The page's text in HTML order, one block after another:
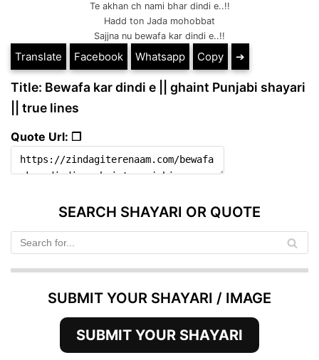
Te akhan ch nami bhar dindi e..!!
Hadd ton Jada mohobbat
Sajjna nu bewafa kar dindi e..!!
Translate Facebook Whatsapp Copy ➔
Title: Bewafa kar dindi e || ghaint Punjabi shayari
|| true lines
Quote Url: ❐
SEARCH SHAYARI OR QUOTE
SUBMIT YOUR SHAYARI / IMAGE
SUBMIT YOUR SHAYARI